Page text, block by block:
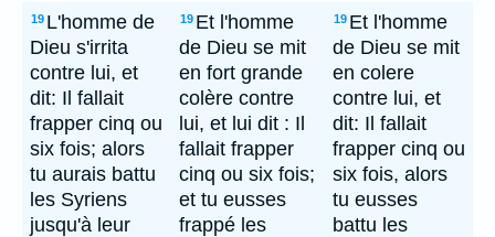
19 L'homme de
Dieu s'irrita
contre lui, et
dit: Il fallait
frapper cinq ou
six fois; alors
tu aurais battu
les Syriens
jusqu'à leur
19 Et l'homme
de Dieu se mit
en fort grande
colère contre
lui, et lui dit : Il
fallait frapper
cinq ou six fois;
et tu eusses
frappé les
19 Et l'homme
de Dieu se mit
en colere
contre lui, et
dit: Il fallait
frapper cinq ou
six fois, alors
tu eusses
battu les